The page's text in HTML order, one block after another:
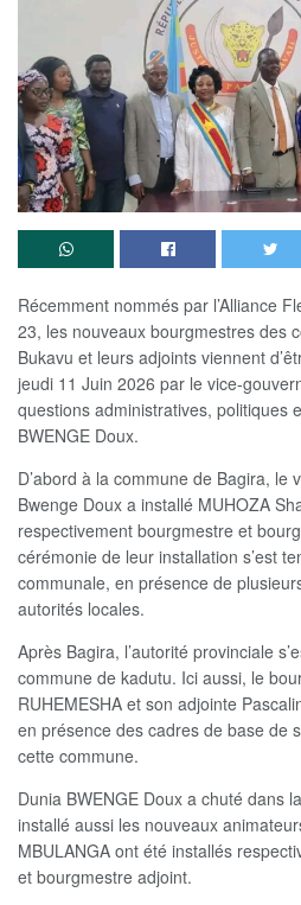
Récemment nommés par l’Alliance
23, les nouveaux bourgmestres des
Bukavu et leurs adjoints viennent
jeudi 11 Juin 2026 par le vice-
questions administratives, politiques
BWENGE Doux.
D’abord à la commune de Bagira, le
Bwenge Doux a installé MUHOZA
respectivement bourgmestre et
cérémonie de leur installation s’est
communale, en présence de
autorités locales.
Après Bagira, l’autorité provinciale
commune de kadutu. Ici aussi, le
RUHEMESHA et son adjointe
en présence des cadres de base de
cette commune.
Dunia BWENGE Doux a chuté dans
installé aussi les nouveaux
MBULANGA ont été installés
et bourgmestre adjoint.